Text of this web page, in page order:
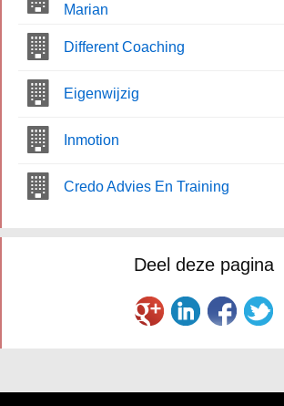
Marian
Different Coaching
Eigenwijzig
Inmotion
Credo Advies En Training
Deel deze pagina